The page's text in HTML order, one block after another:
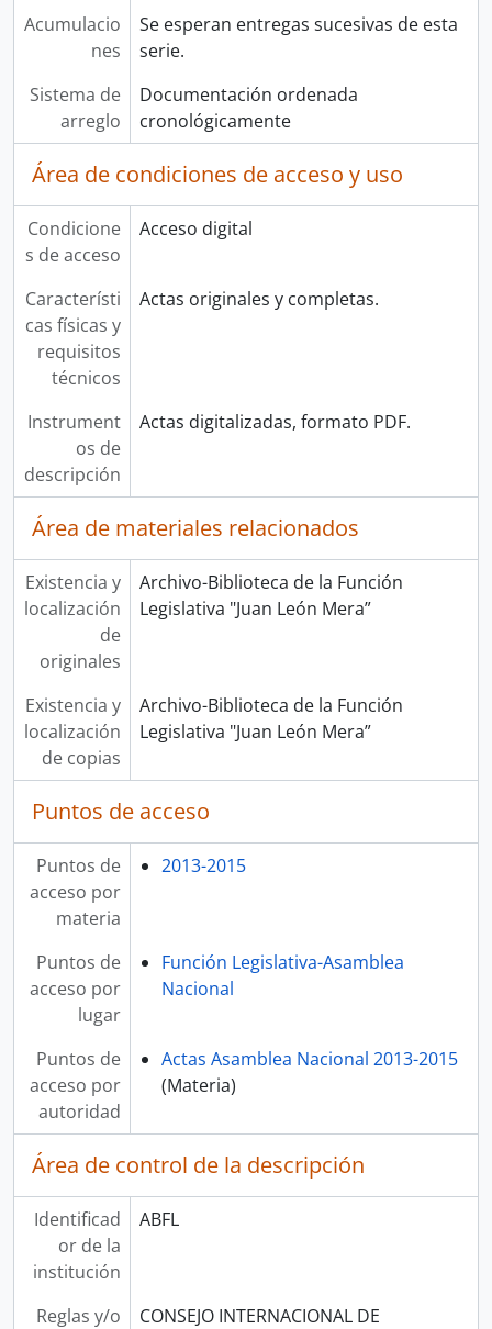
Acumulacio
nes
Se esperan entregas sucesivas de esta
serie.
Sistema de
arreglo
Documentación ordenada
cronológicamente
Área de condiciones de acceso y uso
Condicione
s de acceso
Acceso digital
Característi
cas físicas y
requisitos
técnicos
Actas originales y completas.
Instrument
os de
descripción
Actas digitalizadas, formato PDF.
Área de materiales relacionados
Existencia y
localización
de
originales
Archivo-Biblioteca de la Función
Legislativa "Juan León Mera”
Existencia y
localización
de copias
Archivo-Biblioteca de la Función
Legislativa "Juan León Mera”
Puntos de acceso
Puntos de
acceso por
materia
2013-2015
Puntos de
acceso por
lugar
Función Legislativa-Asamblea
Nacional
Puntos de
acceso por
autoridad
Actas Asamblea Nacional 2013-2015
(Materia)
Área de control de la descripción
Identificad
or de la
institución
ABFL
Reglas y/o
CONSEJO INTERNACIONAL DE